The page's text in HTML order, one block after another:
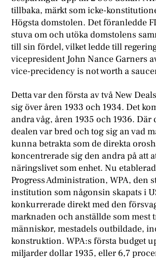
tillbaka, märkt som icke-
Högsta domstolen. Det föranledde
stuva om och utöka domstolens
till sin fördel, vilket ledde till
vicepresident John Nance Garners
vice-precidency is not worth a
Detta var den första av två New
sig över åren 1933 och 1934. Det
andra våg, åren 1935 och 1936. Där
dealen var bred och tog sig an vad
kunna betrakta som de direkta
koncentrerade sig den andra på att
näringslivet som enhet. Nu
Progress Administration, WPA, den
institution som någonsin skapats i
konkurrerade direkt med den
marknaden och anställde som mest
människor, mestadels outbildade,
konstruktion. WPA:s första budget
miljarder dollar 1935, eller 6,7